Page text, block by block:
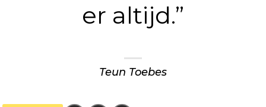
er altijd.”
Teun Toebes